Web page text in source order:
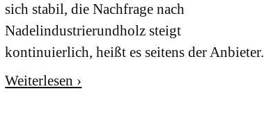
sich stabil, die Nachfrage nach
Nadelindustrierundholz steigt
kontinuierlich, heißt es seitens der Anbieter.
Weiterlesen ›